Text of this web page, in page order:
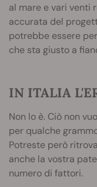
al mare e vari venti
accurata del
potrebbe essere
che sta giusto a
IN ITALIA
Non lo è. Ciò non
per qualche
Potreste però
anche la vostra
numero di fattori.